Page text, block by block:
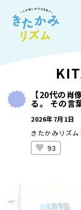
きた
かみ
リズ
ム
【20代の
る。 その言
2026年7月1日
きたかみリズ
93